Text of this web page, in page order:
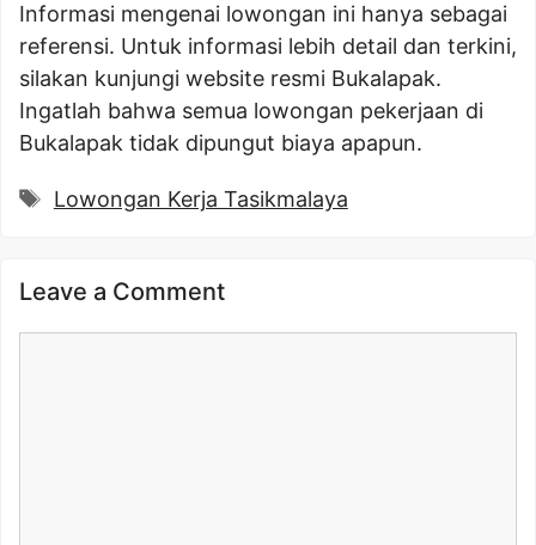
Informasi mengenai lowongan ini hanya sebagai
referensi. Untuk informasi lebih detail dan terkini,
silakan kunjungi website resmi Bukalapak.
Ingatlah bahwa semua lowongan pekerjaan di
Bukalapak tidak dipungut biaya apapun.
Tags
Lowongan Kerja Tasikmalaya
Leave a Comment